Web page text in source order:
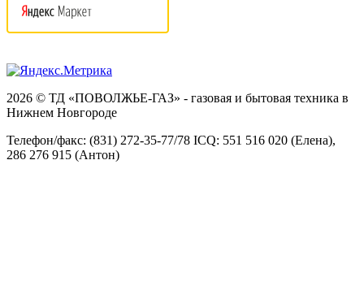
2026 © ТД «ПОВОЛЖЬЕ-ГАЗ» - газовая и бытовая техника в
Нижнем Новгороде
Телефон/факс: (831) 272-35-77/78 ICQ: 551 516 020 (Елена),
286 276 915 (Антон)